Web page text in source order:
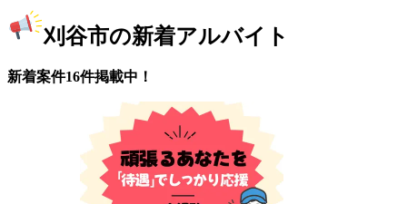
刈谷市の新着アルバイト
新着案件16件掲載中！